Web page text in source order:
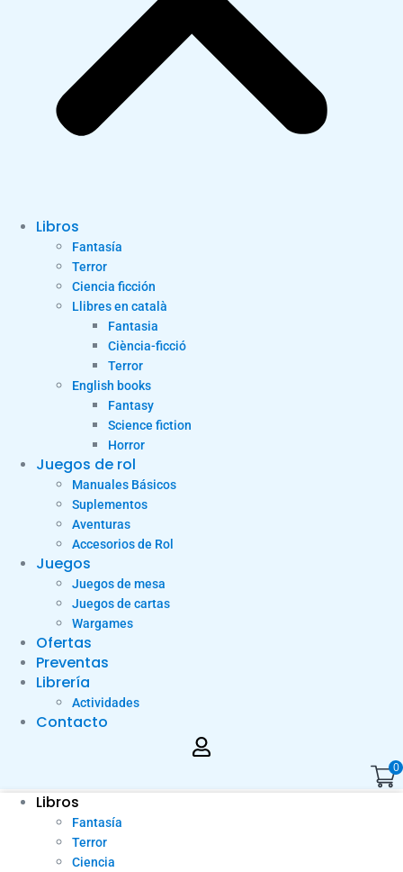
Libros
Fantasía
Terror
Ciencia ficción
Llibres en català
Fantasia
Ciència-ficció
Terror
English books
Fantasy
Science fiction
Horror
Juegos de rol
Manuales Básicos
Suplementos
Aventuras
Accesorios de Rol
Juegos
Juegos de mesa
Juegos de cartas
Wargames
Ofertas
Preventas
Librería
Actividades
Contacto
0
Libros
Fantasía
Terror
Ciencia